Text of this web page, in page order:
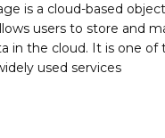
is a cloud-based
users to store and
in the cloud. It is one of
used services